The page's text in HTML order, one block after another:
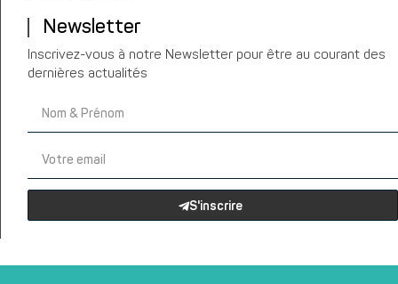
Newsletter
Inscrivez-vous à notre Newsletter pour être au courant des
dernières actualités
S'inscrire